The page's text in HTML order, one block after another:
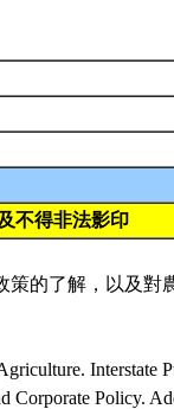
不得非法影印
的了解，以及對
Interstate
Corporate Policy.